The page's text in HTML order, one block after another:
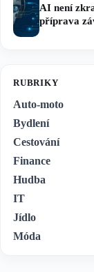
AI není
příprava
RUBRIKY
Auto-moto
Bydlení
Cestování
Finance
Hudba
IT
Jídlo
Móda